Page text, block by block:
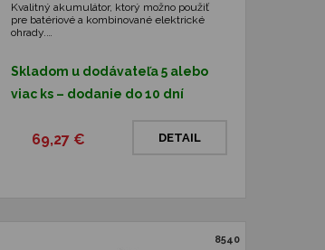
Kvalitný akumulátor, ktorý možno použiť
pre batériové a kombinované elektrické
ohrady.…
Skladom u dodávateľa 5 alebo
viac ks – dodanie do 10 dní
69,27 € DETAIL
8540